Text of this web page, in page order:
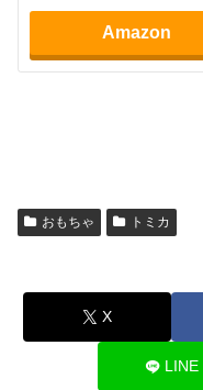
Amazon
おもちゃ トミカ
X
LINE